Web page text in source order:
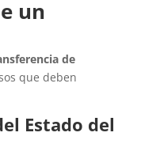
un
de
que deben
Estado del